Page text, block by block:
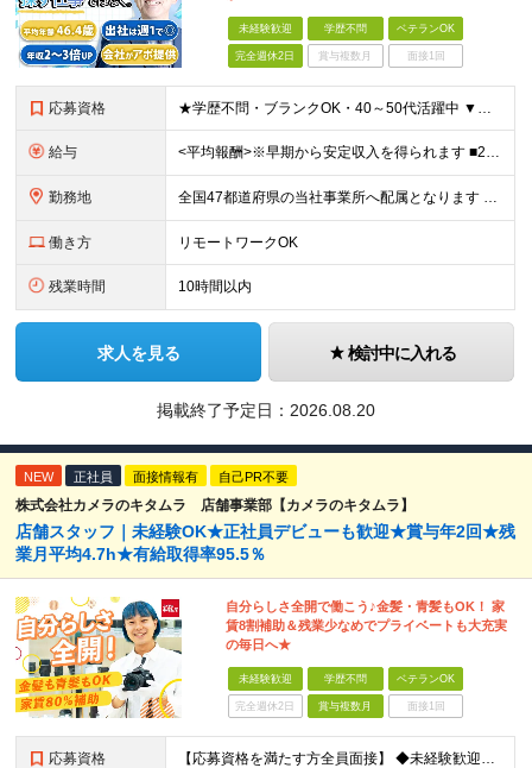
未経験歓迎 学歴不問 ベテランOK
完全週休2日 賞与複数月 面接1回
応募資格 ★学歴不問・ブランクOK・40～50代活躍中 ▼以下いずれかのご経験をお持ちの方 ■金融業界（保険会社や銀行、証券会社、信用金庫など）での就業経験 ■何かしらの営業経験をお持ちの方 ※ブランクのある方
給与 <平均報酬>※早期から安定収入を得られます ■2年目～：888万円 ■3年目～：960万円 ■4年目～：1028万円 ★成果連動型報酬（営業成績に応じて支給/45時間分固定残業代含む/超過分は別途支
勤務地 全国47都道府県の当社事業所へ配属となります ※居住地や希望の勤務先を考慮します ※リモートワークOK／転勤なし ＜本社＞ 東京都台東区浅草橋1-1-8 FP浅草橋ビル (変更の範囲)上記を除く当
働き方 リモートワークOK
残業時間 10時間以内
求人を見る 検討中に入れる
掲載終了予定日： 2026.08.20
NEW 正社員 面接情報有 自己PR不要
株式会社カメラのキタムラ 店舗事業部【カメラのキタムラ】
店舗スタッフ｜未経験OK★正社員デビューも歓迎★賞与年2回★残
業月平均4.7h★有給取得率95.5％
自分らしさ全開で働こう♪金髪・青髪もOK！ 家
賃8割補助＆残業少なめでプライベートも大充実
の毎日へ★
未経験歓迎 学歴不問 ベテランOK
完全週休2日 賞与複数月 面接1回
応募資格 【応募資格を満たす方全員面接】 ◆未経験歓迎！活躍のフィールドは全国！ ◆学歴不問 ◆第二新卒も活躍中 ◆35歳以下の方（若年層の長期キャリア形成を図るため）